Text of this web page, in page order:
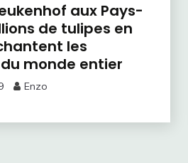
aux Pays-
de tulipes en
les
monde entier
Enzo